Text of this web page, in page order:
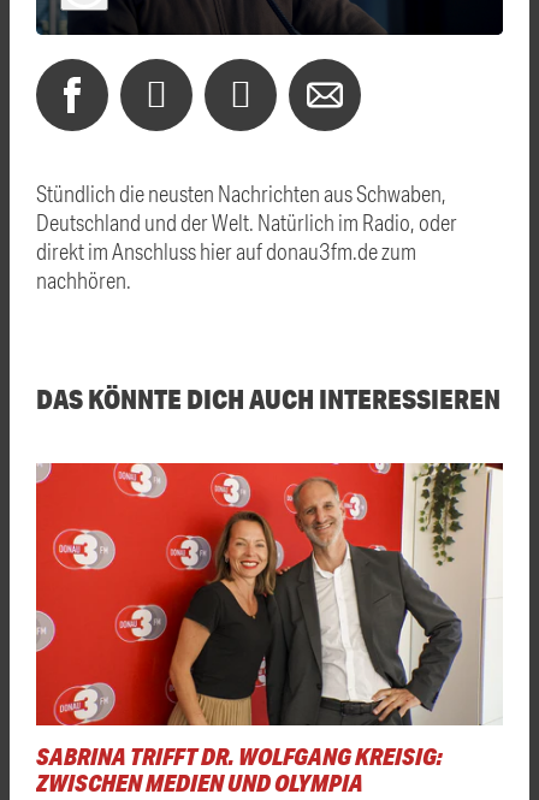
Stündlich die neusten Nachrichten aus Schwaben,
Deutschland und der Welt. Natürlich im Radio, oder
direkt im Anschluss hier auf donau3fm.de zum
nachhören.
DAS KÖNNTE DICH AUCH INTERESSIEREN
SABRINA TRIFFT DR. WOLFGANG KREISIG:
ZWISCHEN MEDIEN UND OLYMPIA